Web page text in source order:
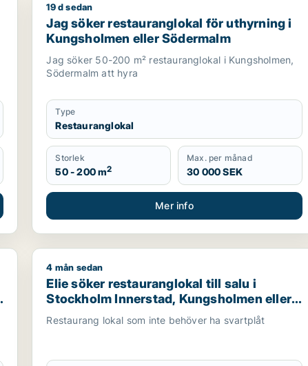
i Stockholm Innerstad, Kungsholmen eller
Jag söker restauranglokal för uthyrning i
19 d sedan
Jag söker restauranglokal för uthyrning i
Kungsholmen eller Södermalm
Jag söker 50-200 m² restauranglokal i Kungsholmen,
Södermalm att hyra
Type
Restauranglokal
Storlek
50 - 200 m2
Max. per månad
30 000 SEK
Mer info
Kungsholmen eller Vasastan m.fl.
Elie söker restauranglokal till salu i Stockholm
4 mån sedan
Elie söker restauranglokal till salu i
Stockholm Innerstad, Kungsholmen eller
Vasastan m.fl.
Restaurang lokal som inte behöver ha svartplåt